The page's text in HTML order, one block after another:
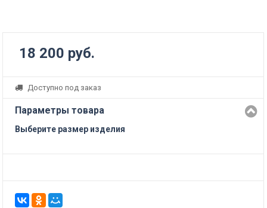
18 200 руб.
Доступно под заказ
Параметры товара
Выберите размер изделия